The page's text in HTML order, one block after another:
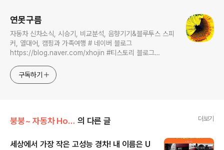
연못구름
자동차 신차소식, 시승기, 비교분석, 음향기기&블루투스 스피
커, 열대어, 캠핑과 가족여행 # 네이버 블로그
https://blog.naver.com/xhojin #티스토리 블로그
https://www.youtube.com/c/연못구름 콜라보 문의는
xhojin@naver.com 으로 주시면 신속하게 답변 드리겠습니
구독하기
붕붕~ 자동차 Hot 이슈 의 다른 글 더보기
세상에서 가장 작은 고성능 경차! 내 이름은 U